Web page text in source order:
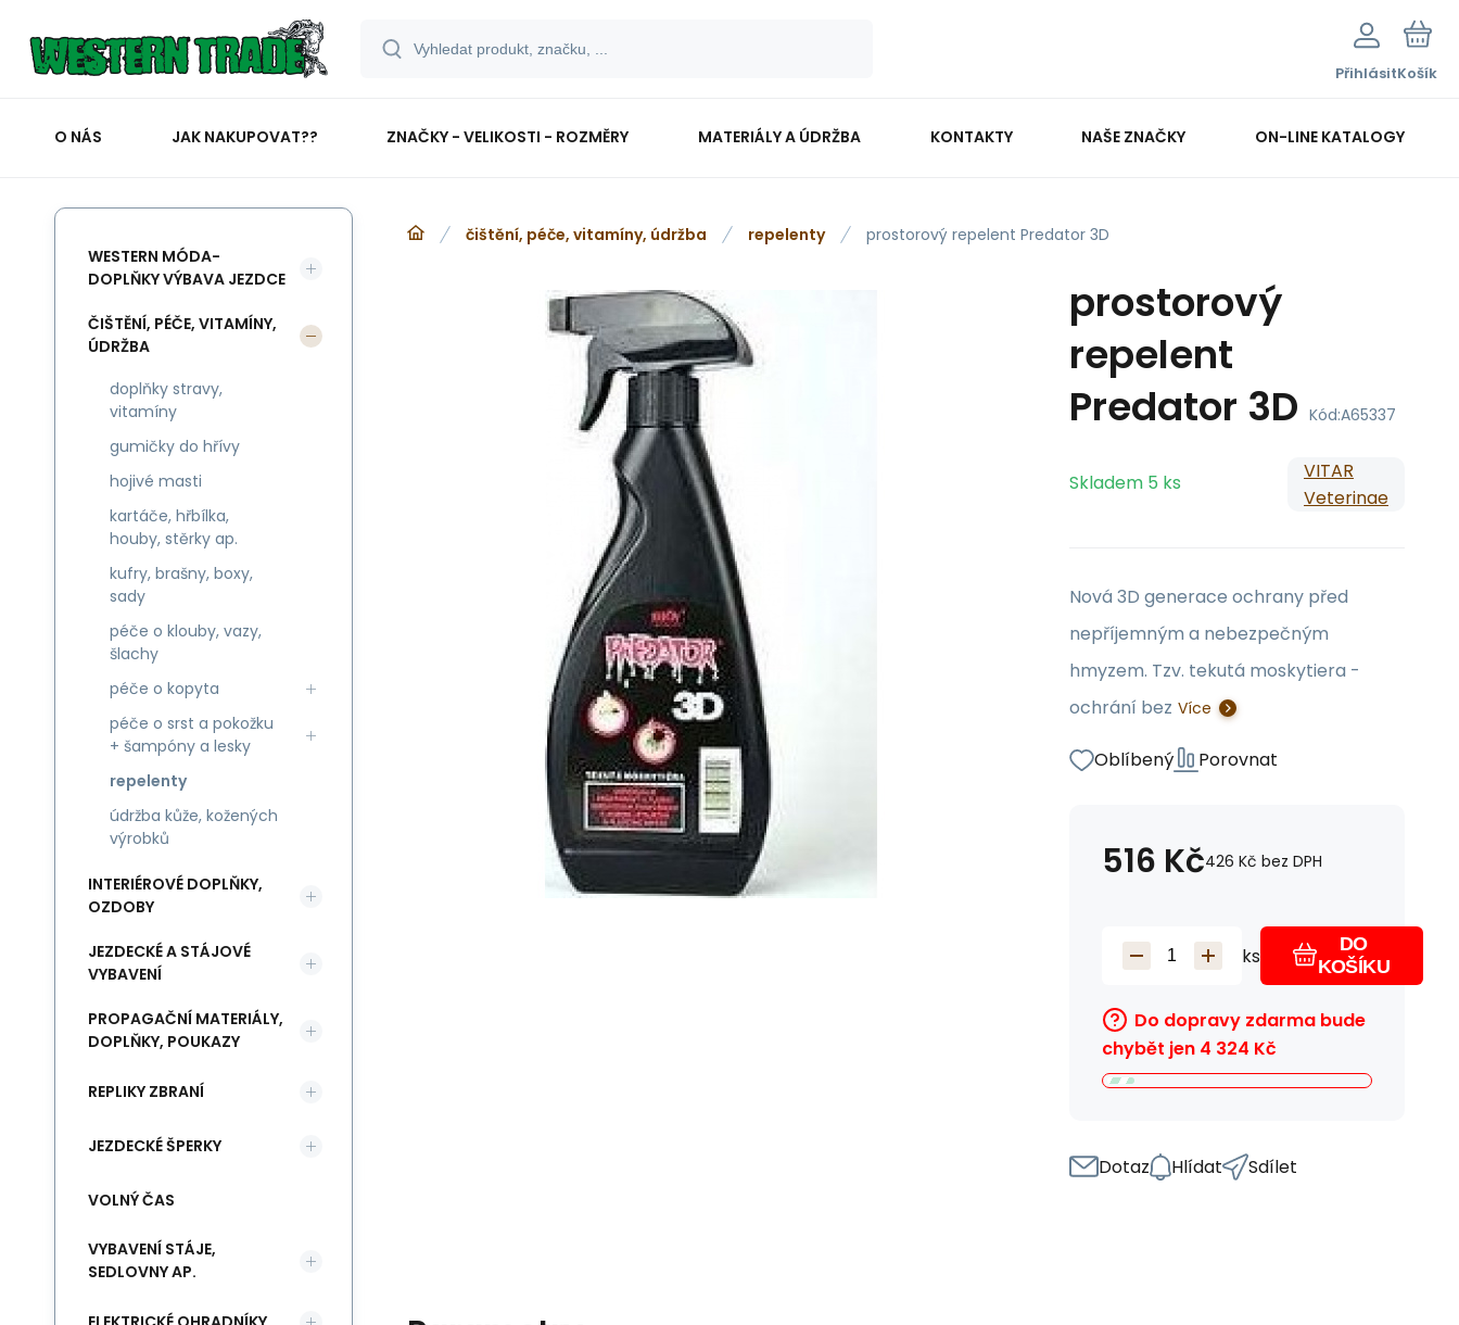
PřihlásitKošík
O NÁS JAK NAKUPOVAT?? ZNAČKY - VELIKOSTI - ROZMĚRY MATERIÁLY A ÚDRŽBA KONTAKTY NAŠE ZNAČKY ON-LINE KATALOGY
čištění, péče, vitamíny, údržba repelenty prostorový repelent Predator 3D
prostorový
repelent
Predator 3D Kód:A65337
Skladem 5 ks
VITAR
Veterinae
Nová 3D generace ochrany před
nepříjemným a nebezpečným
hmyzem. Tzv. tekutá moskytiera -
ochrání bez Více
Oblíbený Porovnat
516 Kč426 Kč bez DPH
ks
DO
KOŠÍKU
Do dopravy zdarma bude
chybět jen 4 324 Kč
Dotaz Hlídat Sdílet
WESTERN MÓDA-
DOPLŇKY VÝBAVA JEZDCE
ČIŠTĚNÍ, PÉČE, VITAMÍNY,
ÚDRŽBA
doplňky stravy,
vitamíny
gumičky do hřívy
hojivé masti
kartáče, hřbílka,
houby, stěrky ap.
kufry, brašny, boxy,
sady
péče o klouby, vazy,
šlachy
péče o kopyta
péče o srst a pokožku
+ šampóny a lesky
repelenty
údržba kůže, kožených
výrobků
INTERIÉROVÉ DOPLŇKY,
OZDOBY
JEZDECKÉ A STÁJOVÉ
VYBAVENÍ
PROPAGAČNÍ MATERIÁLY,
DOPLŇKY, POUKAZY
REPLIKY ZBRANÍ
JEZDECKÉ ŠPERKY
VOLNÝ ČAS
VYBAVENÍ STÁJE,
SEDLOVNY AP.